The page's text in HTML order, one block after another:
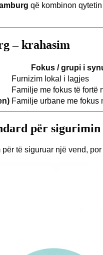
që kombinon
– krahasim
Fokus / grupi i
Furnizim lokal i lagjes
Familje me fokus të fortë
Familje urbane me fokus
për
të siguruar një vend,